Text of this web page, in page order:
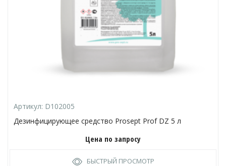
Артикул: D102005
Дезинфицирующее средство Prosept Prof DZ 5 л
Цена по запросу
БЫСТРЫЙ ПРОСМОТР